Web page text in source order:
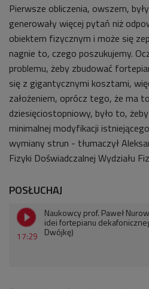
Pierwsze obliczenia, owszem,
generowały więcej pytań niż
obiektem fizycznym i może się
nagnie to, czego poszukujemy.
problemu, żeby zbudować
się z gigantycznymi kosztami,
założeniem, oprócz tego, że ma
dziesięciostopniowy, było to,
minimalnej modyfikacji
wymiany strun - tłumaczył
Fizyki Doświadczalnej Wydziału
POSŁUCHAJ
17:29
Naukowcy prof. Paweł
idei fortepianu
Dwójkę)